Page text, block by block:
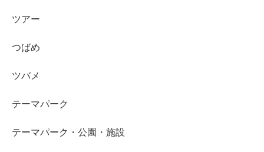
ツアー
つばめ
ツバメ
テーマパーク
テーマパーク・公園・施設